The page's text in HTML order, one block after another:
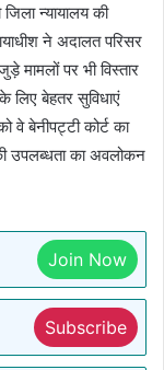
न्यायालय की
ने अदालत परिसर
मामलों पर भी विस्तार
लिए बेहतर सुविधाएं
वे बेनीपट्टी कोर्ट का
उपलब्धता का अवलोकन
Join Now
Subscribe